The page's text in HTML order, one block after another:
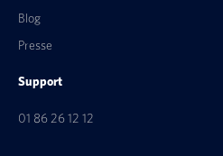
Blog
Presse
Support
01 86 26 12 12